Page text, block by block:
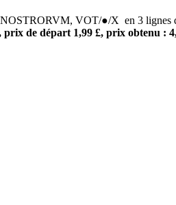
VOT/●/X en 3 lignes
de départ 1,99 £, prix obtenu :